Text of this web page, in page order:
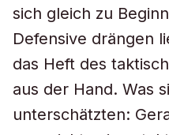
sich gleich zu
Defensive drängen
das Heft des
aus der Hand. Was
unterschätzten: